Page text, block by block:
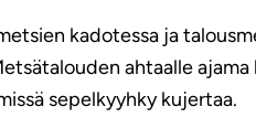
kadotessa ja
ahtaalle
sepelkyyhky kujertaa.